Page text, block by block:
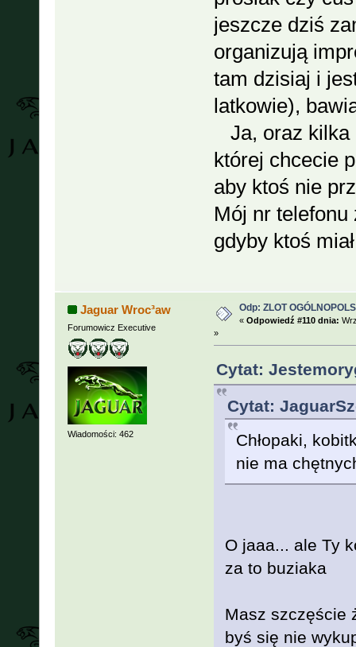
jeszcze dziś
organizują
tam dzisiaj i
latkowie),
Ja, oraz kilka
której chcecie
aby ktoś nie
Mój nr
gdyby ktoś
Jaguar Wroc³aw
Forumowicz Executive
Wiadomości: 462
Odp: ZLOT
« Odpowiedź #110 dnia:
»
Cytat:
Cytat:
Chłopaki,
nie ma
O jaaa... ale Ty
za to buziaka
Masz szczęście
byś się nie